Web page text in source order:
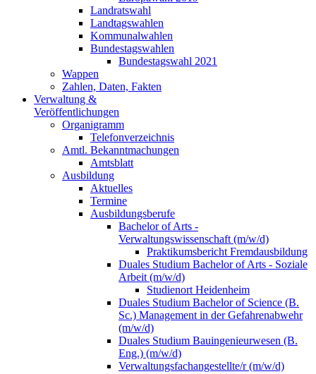
Landratswahl
Landtagswahlen
Kommunalwahlen
Bundestagswahlen
Bundestagswahl 2021
Wappen
Zahlen, Daten, Fakten
Verwaltung &
Veröffentlichungen
Organigramm
Telefonverzeichnis
Amtl. Bekanntmachungen
Amtsblatt
Ausbildung
Aktuelles
Termine
Ausbildungsberufe
Bachelor of Arts -
Verwaltungswissenschaft (m/w/d)
Praktikumsbericht Fremdausbildung
Duales Studium Bachelor of Arts - Soziale
Arbeit (m/w/d)
Studienort Heidenheim
Duales Studium Bachelor of Science (B.
Sc.) Management in der Gefahrenabwehr
(m/w/d)
Duales Studium Bauingenieurwesen (B.
Eng.) (m/w/d)
Verwaltungsfachangestellte/r (m/w/d)